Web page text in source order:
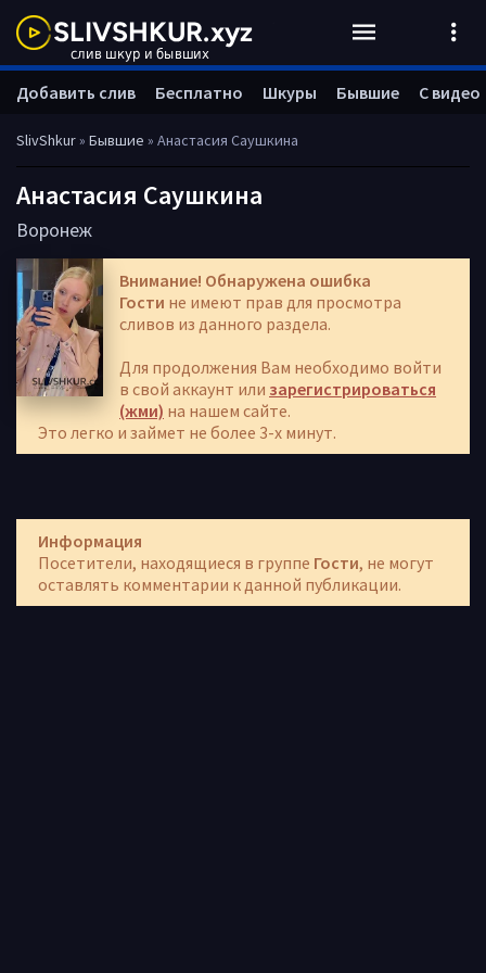
SlivShkur» Бывшие » Анастасия Саушкина
Анастасия Саушкина
Воронеж
Внимание! Обнаружена ошибка
Гости не имеют прав для просмотра
сливов из данного раздела.
Для продолжения Вам необходимо войти
в свой аккаунт или зарегистрироваться
(жми) на нашем сайте.
Это легко и займет не более 3-х минут.
Информация
Посетители, находящиеся в группе Гости, не могут
оставлять комментарии к данной публикации.
Добавить слив Бесплатно Шкуры Бывшие С видео